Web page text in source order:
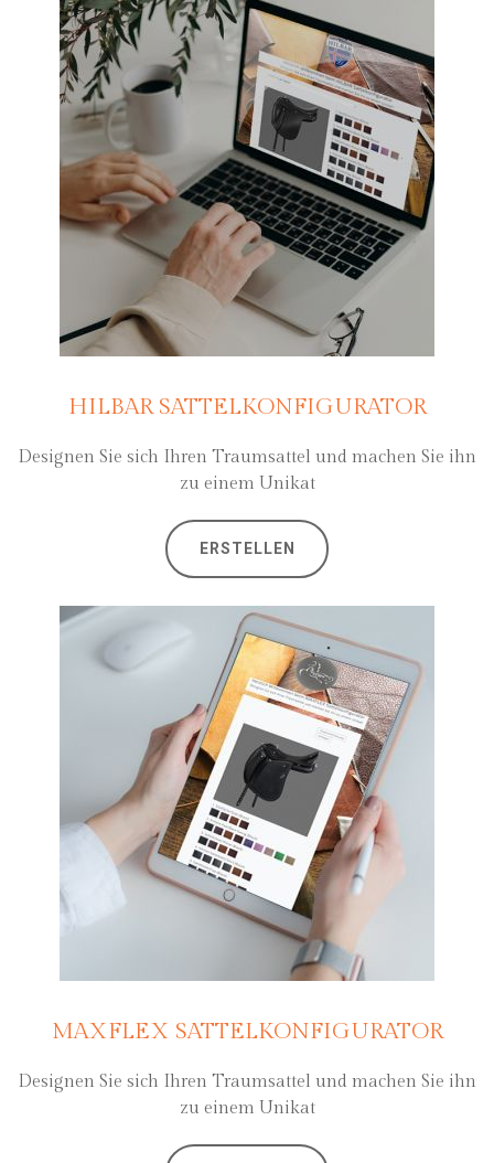
HILBAR SATTELKONFIGURATOR
Designen Sie sich Ihren Traumsattel und machen Sie ihn
zu einem Unikat
ERSTELLEN
MAXFLEX SATTELKONFIGURATOR
Designen Sie sich Ihren Traumsattel und machen Sie ihn
zu einem Unikat